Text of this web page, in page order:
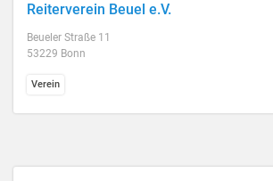
Reiterverein Beuel e.V.
Beueler Straße 11
53229 Bonn
Verein